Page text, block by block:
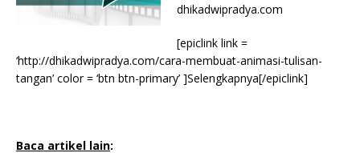
dhikadwipradya.com
[epiclink link =
‘http://dhikadwipradya.com/cara-membuat-animasi-tulisan-
tangan’ color = ‘btn btn-primary’ ]Selengkapnya[/epiclink]
Baca artikel lain: